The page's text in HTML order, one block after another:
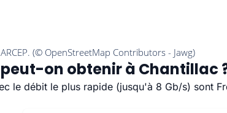
on obtenir à Chantillac
le débit le plus rapide (jusqu'à 8 Gb/s) sont